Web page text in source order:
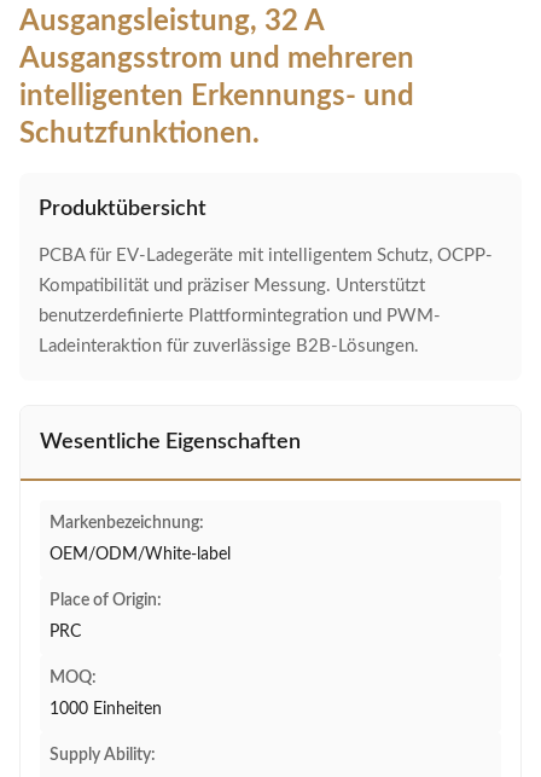
Ausgangsleistung, 32 A
Ausgangsstrom und mehreren
intelligenten Erkennungs- und
Schutzfunktionen.
Produktübersicht
PCBA für EV-Ladegeräte mit intelligentem Schutz, OCPP-
Kompatibilität und präziser Messung. Unterstützt
benutzerdefinierte Plattformintegration und PWM-
Ladeinteraktion für zuverlässige B2B-Lösungen.
Wesentliche Eigenschaften
Markenbezeichnung:
OEM/ODM/White-label
Place of Origin:
PRC
MOQ:
1000 Einheiten
Supply Ability: